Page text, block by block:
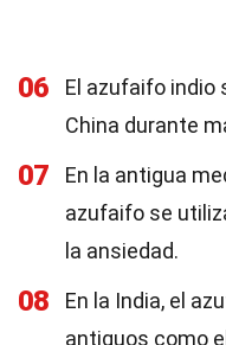
06
El azufaifo indio
China durante
07
En la antigua
azufaifo se
la ansiedad.
08
En la India, el
antiguos como